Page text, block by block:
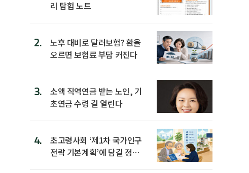
리 탐험 노트
2.
노후 대비로 달러보험? 환율
오르면 보험료 부담 커진다
3.
소액 직역연금 받는 노인, 기
초연금 수령 길 열린다
4.
초고령사회 ‘제1차 국가인구
전략 기본계획’에 담길 정책